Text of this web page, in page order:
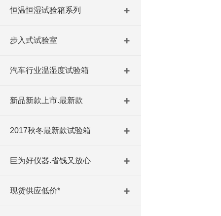
恒温恒湿试验箱系列
步入式试验室
汽车行业温湿度试验箱
新品新款上市.最新款
2017秋冬最新款试验箱
巨为好仪器.省钱又放心
现货供应低价*